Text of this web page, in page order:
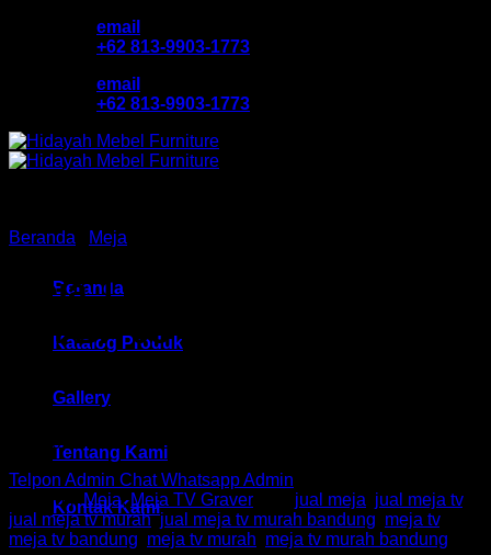
email
+62 813-9903-1773
email
+62 813-9903-1773
Beranda
Katalog Produk
Gallery
Tentang Kami
Kontak Kami
Beranda Meja
Meja TV / Buffet TV Grav
HM BF 05 Bandung
450,500
Telpon Admin Chat Whatsapp Admin
Kategori:Meja,Meja TV Graver jual meja jual meja tv,
jual meja tv murah,jual meja tv murah bandung meja tv,
meja tv bandung meja tv murah meja tv murah bandung